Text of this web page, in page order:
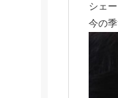
シェ
今の